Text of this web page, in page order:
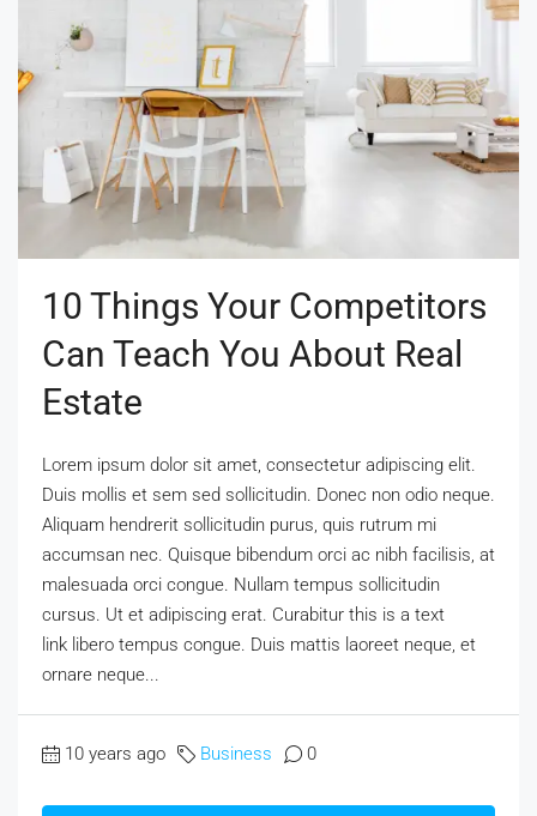
10 Things Your Competitors
Can Teach You About Real
Estate
Lorem ipsum dolor sit amet, consectetur adipiscing elit.
Duis mollis et sem sed sollicitudin. Donec non odio neque.
Aliquam hendrerit sollicitudin purus, quis rutrum mi
accumsan nec. Quisque bibendum orci ac nibh facilisis, at
malesuada orci congue. Nullam tempus sollicitudin
cursus. Ut et adipiscing erat. Curabitur this is a text
link libero tempus congue. Duis mattis laoreet neque, et
ornare neque...
10 years ago Business 0